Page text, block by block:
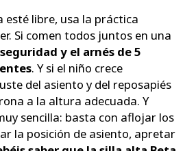
esté libre, usa la práctica
Si comen todos juntos en una
y el arnés de 5
. Y si el niño crece
del asiento y del reposapiés
a la altura adecuada. Y
sencilla: basta con aflojar los
la posición de asiento, apretar